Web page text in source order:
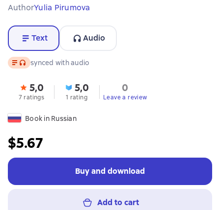
AuthorYulia Pirumova
Text Audio
Text, audio format available
synced with audio
5,0
7 ratings
5,0
1 rating
0
Leave a review
Book in Russian
$5.67
Buy and download
Add to cart